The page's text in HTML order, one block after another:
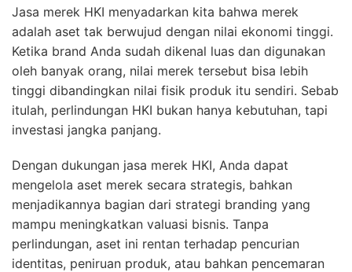
Jasa merek HKI menyadarkan kita bahwa merek
adalah aset tak berwujud dengan nilai ekonomi tinggi.
Ketika brand Anda sudah dikenal luas dan digunakan
oleh banyak orang, nilai merek tersebut bisa lebih
tinggi dibandingkan nilai fisik produk itu sendiri. Sebab
itulah, perlindungan HKI bukan hanya kebutuhan, tapi
investasi jangka panjang.
Dengan dukungan jasa merek HKI, Anda dapat
mengelola aset merek secara strategis, bahkan
menjadikannya bagian dari strategi branding yang
mampu meningkatkan valuasi bisnis. Tanpa
perlindungan, aset ini rentan terhadap pencurian
identitas, peniruan produk, atau bahkan pencemaran